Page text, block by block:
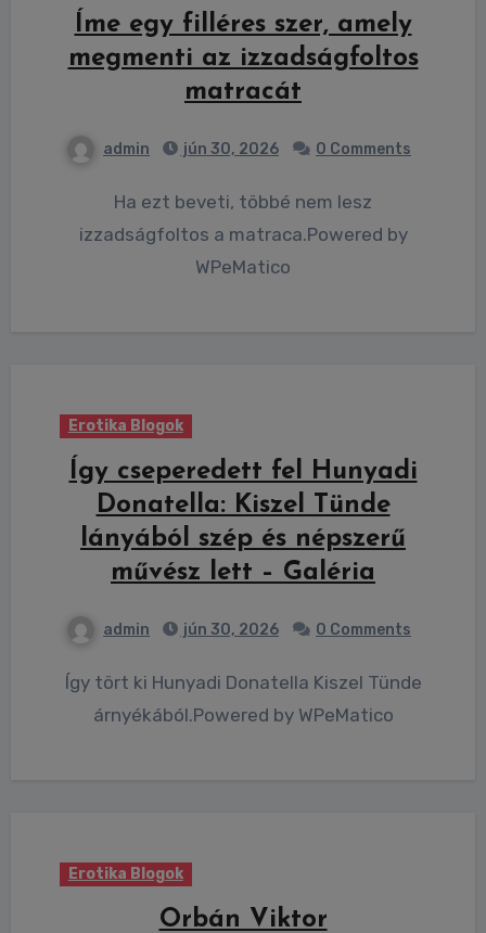
Íme egy filléres szer, amely
megmenti az izzadságfoltos
matracát
admin jún 30, 2026 0 Comments
Ha ezt beveti, többé nem lesz
izzadságfoltos a matraca.Powered by
WPeMatico
Erotika Blogok
Így cseperedett fel Hunyadi
Donatella: Kiszel Tünde
lányából szép és népszerű
művész lett – Galéria
admin jún 30, 2026 0 Comments
Így tört ki Hunyadi Donatella Kiszel Tünde
árnyékából.Powered by WPeMatico
Erotika Blogok
Orbán Viktor